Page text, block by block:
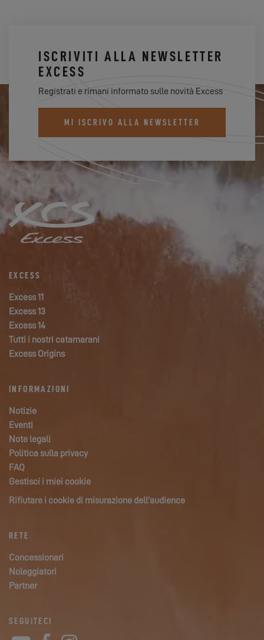
ISCRIVITI ALLA NEWSLETTER
EXCESS
Registrati e rimani informato sulle novità Excess
MI ISCRIVO ALLA NEWSLETTER
EXCESS
Excess 11
Excess 13
Excess 14
Tutti i nostri catamarani
Excess Origins
INFORMAZIONI
Notizie
Eventi
Note legali
Politica sulla privacy
FAQ
Gestisci i miei cookie
Rifiutare i cookie di misurazione dell’audience
RETE
Concessionari
Noleggiatori
Partner
SEGUITECI